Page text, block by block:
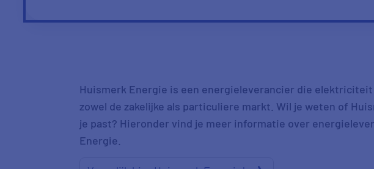
Huismerk Energie is een energieleverancier die elektriciteit
zowel de zakelijke als particuliere markt. Wil je weten of
je past? Hieronder vind je meer informatie over
Energie.